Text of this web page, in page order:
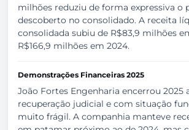
milhões reduziu de forma expressiva o
descoberto no consolidado. A receita
consolidada subiu de R$83,9 milhões
R$166,9 milhões em 2024.
Demonstrações Financeiras 2025
João Fortes Engenharia encerrou 2025
recuperação judicial e com situação
muito frágil. A companhia manteve